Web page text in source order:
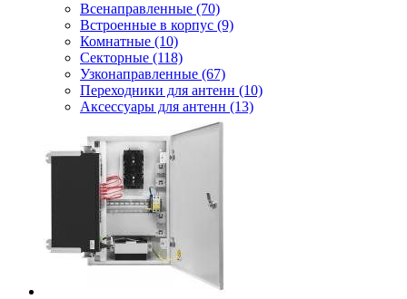
Всенаправленные (70)
Встроенные в корпус (9)
Комнатные (10)
Секторные (118)
Узконаправленные (67)
Переходники для антенн (10)
Аксессуары для антенн (13)